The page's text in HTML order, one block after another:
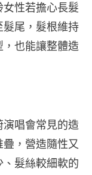
性若擔心長髮
尾，髮根維持
也能讓整體造
唱會常見的造
，營造隨性又
髮絲較細軟的